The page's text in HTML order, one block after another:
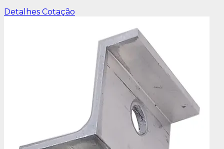
Detalhes Cotação